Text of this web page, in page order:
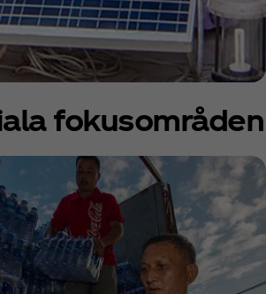
fokusområden